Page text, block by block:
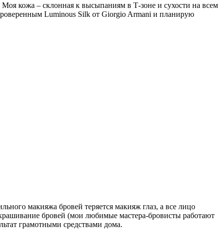
Моя кожа – склонная к высыпаниям в Т-зоне и сухости на всем
Luminous Silk от Giorgio Armani и планирую
макияжа бровей теряется макияж глаз, а все лицо
бровей (мои любимые мастера-бровисты работают
грамотными средствами дома.